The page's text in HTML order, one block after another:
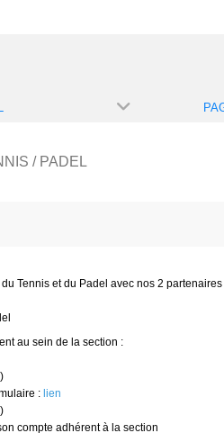
/ PADEL
Tennis et du Padel avec nos 2 partenaires
au sein de la section :
: lien
compte adhérent à la section